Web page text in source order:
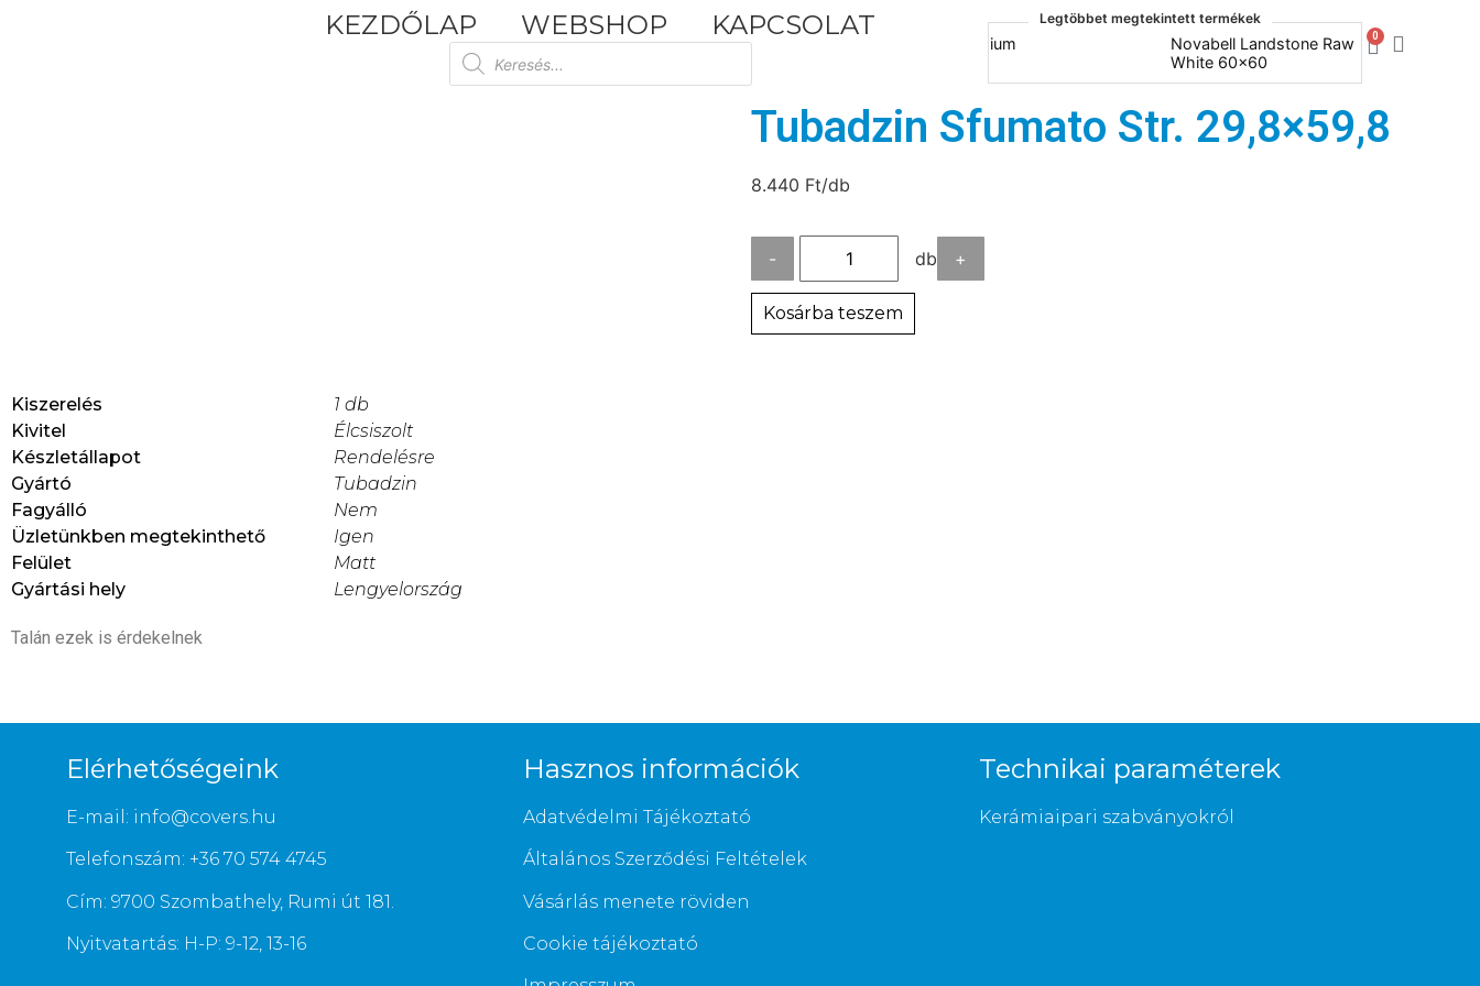
KEZDŐLAP WEBSHOP KAPCSOLAT Legtöbbet megtekintett termékek
Tuscania Durango Medium
Novabell Landstone Raw
0
Tubadzin Sfumato Str. 29,8×59,8
8.440 Ft/db
- db +
Kosárba teszem
Kiszerelés
1 db
Kivitel
Élcsiszolt
Készletállapot
Rendelésre
Gyártó
Tubadzin
Fagyálló
Nem
Üzletünkben megtekinthető
Igen
Felület
Matt
Gyártási hely
Lengyelország
Talán ezek is érdekelnek
Elérhetőségeink
E-mail: info@covers.hu
Telefonszám: +36 70 574 4745
Cím: 9700 Szombathely, Rumi út 181.
Nyitvatartás: H-P: 9-12, 13-16
Hasznos információk
Adatvédelmi Tájékoztató
Általános Szerződési Feltételek
Vásárlás menete röviden
Cookie tájékoztató
Technikai paraméterek
Kerámiaipari szabványokról